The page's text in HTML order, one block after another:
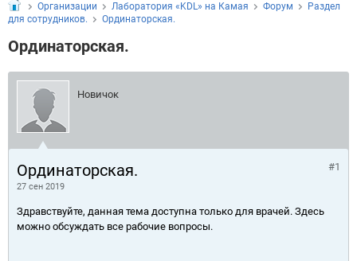
Организации Лаборатория «KDL» на Камая Форум
Раздел
для сотрудников.
Ординаторская.
Ординаторская.
Новичок
Ординаторская.
27 сен 2019
#1
Здравствуйте, данная тема доступна только для врачей. Здесь
можно обсуждать все рабочие вопросы.